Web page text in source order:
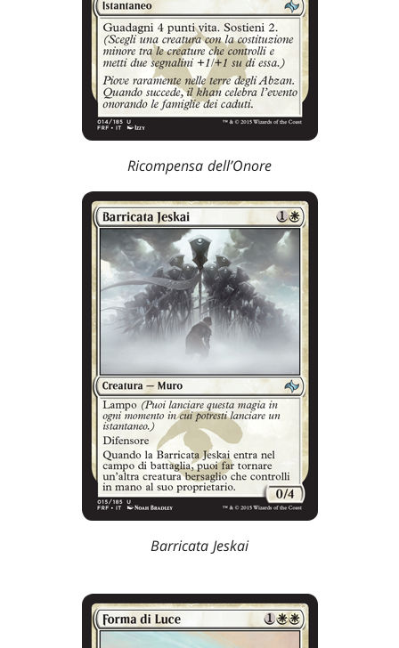
Ricompensa dell’Onore
Barricata Jeskai